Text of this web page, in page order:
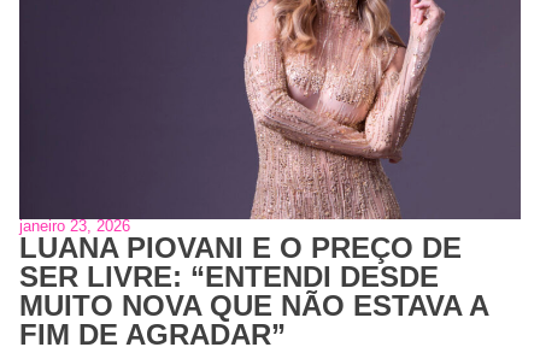
janeiro 23, 2026
LUANA PIOVANI E O PREÇO DE
SER LIVRE: “ENTENDI DESDE
MUITO NOVA QUE NÃO ESTAVA A
FIM DE AGRADAR”